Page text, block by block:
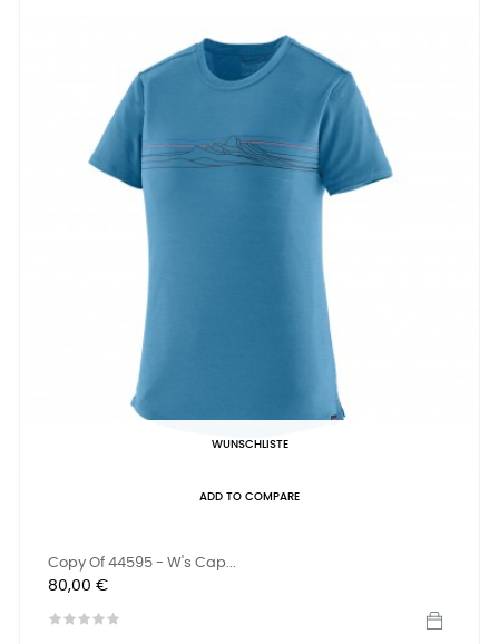
WUNSCHLISTE
ADD TO COMPARE
Copy Of 44595 - W's Cap...
Preis
80,00 €